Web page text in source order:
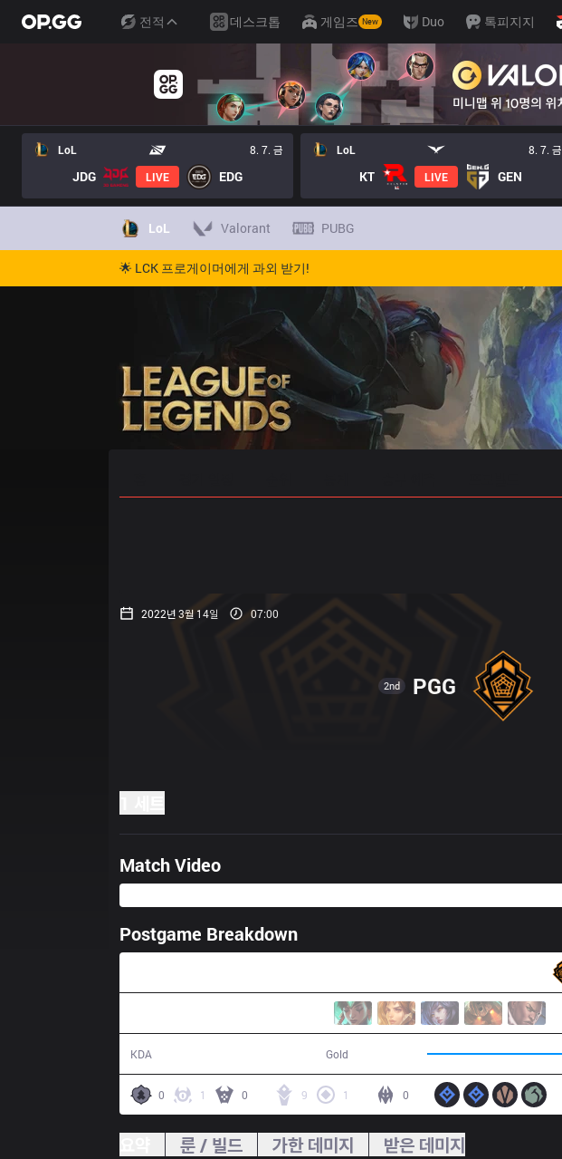
전적 데스크톱 게임즈 New Duo 톡피지지
LoL 8. 7. 금
JDG LIVE EDG
LoL 8. 7. 금
KT LIVE GEN
LoL Valorant PUBG
🌟 LCK 프로게이머에게 과외 받기!
2022년 3월 14일 07:00
2nd PGG
Match Video
Postgame Breakdown
KDA Gold
0 1 0 9 1 0
룬 / 빌드 가한 데미지 받은 데미지